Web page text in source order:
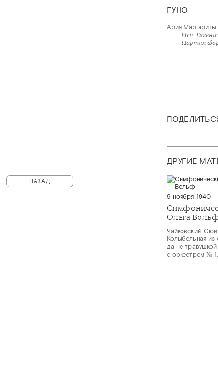
ГУНО
Ария Маргариты
Исп.
Партия
ДРУГИЕ
9 ноября 1940
Ольга Вольф
Чайковский.
Колыбельная
да не
с оркестром №
НАЗАД